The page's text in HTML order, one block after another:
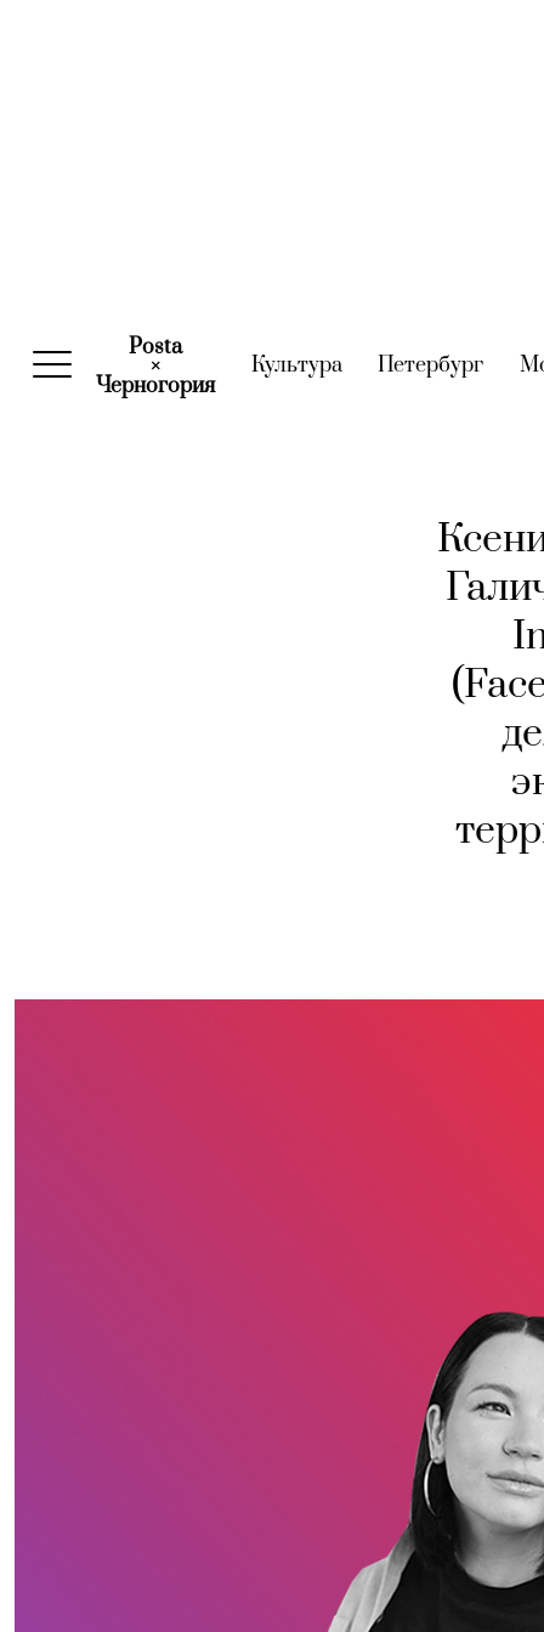
Posta
×
Черногория(current)
Культура(current)
Петербург